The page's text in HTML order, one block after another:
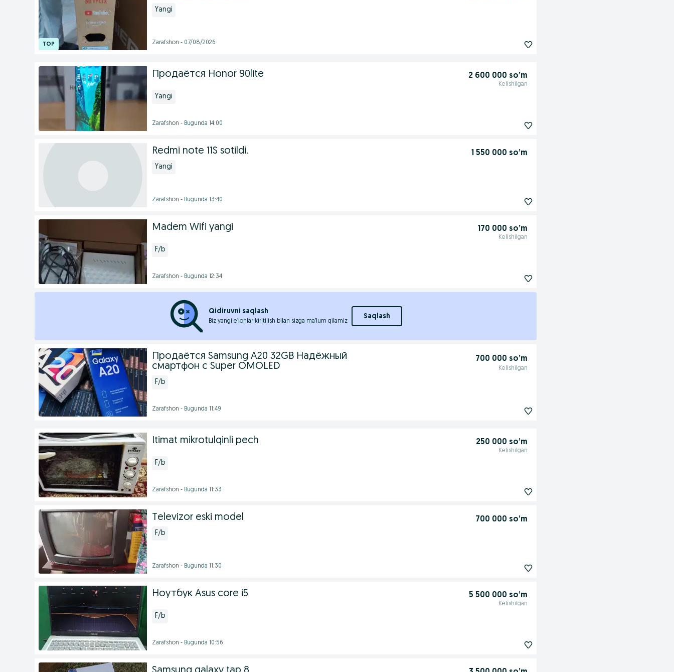
Yangi
Zarafshon - 07/08/2026
Продаётся Honor 90lite 2 600 000 so’m
Kelishilgan
Yangi
Zarafshon - Bugunda 14:00
Redmi note 11S sotildi. 1 550 000 so’m
Yangi
Zarafshon - Bugunda 13:40
Madem Wifi yangi 170 000 so’m
Kelishilgan
F/b
Zarafshon - Bugunda 12:34
Qidiruvni saqlash
Biz yangi e’lonlar kiritilish bilan sizga ma’lum qilamiz
Saqlash
Продаётся Samsung A20 32GB Надёжный
смартфон с Super OMOLED
700 000 so’m
Kelishilgan
F/b
Zarafshon - Bugunda 11:49
Itimat mikrotulqinli pech 250 000 so’m
Kelishilgan
F/b
Zarafshon - Bugunda 11:33
Televizor eski model 700 000 so’m
F/b
Zarafshon - Bugunda 11:30
Ноутбук Asus core i5 5 500 000 so’m
Kelishilgan
F/b
Zarafshon - Bugunda 10:56